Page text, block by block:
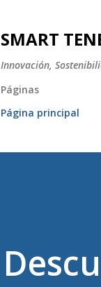
SMART
Innovación,
Páginas
Página principal